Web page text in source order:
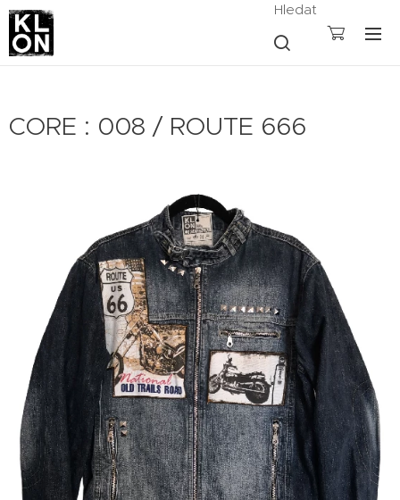
Hledat
CORE : 008 / ROUTE 666